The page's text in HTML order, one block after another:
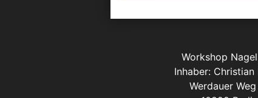
Workshop Nagel
Inhaber: Christian
Werdauer Weg